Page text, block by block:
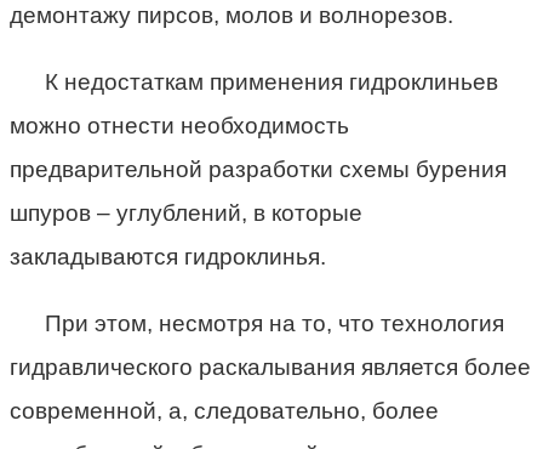
демонтажу пирсов, молов и волнорезов.
К недостаткам применения гидроклиньев
можно отнести необходимость
предварительной разработки схемы бурения
шпуров – углублений, в которые
закладываются гидроклинья.
При этом, несмотря на то, что технология
гидравлического раскалывания является более
современной, а, следовательно, более